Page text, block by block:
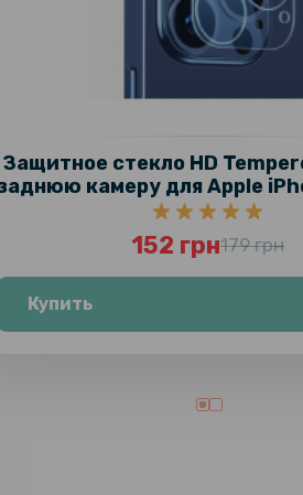
Защитное стекло HD
камеру для Apple
iPhone 14 Pro Max
152 грн179 грн
Купить